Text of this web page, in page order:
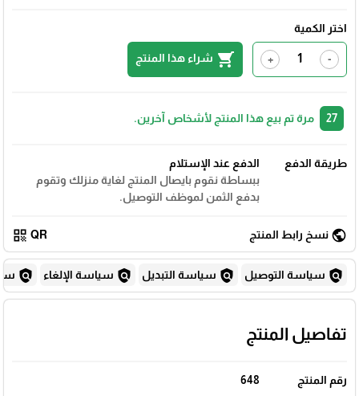
اختر الكمية
-
+
shopping_cart شراء هذا المنتج
مرة تم بيع هذا المنتج لأشخاص آخرين.
طريقة الدفع
الدفع عند الإستلام
ببساطة نقوم بايصال المنتج لغاية منزلك وتقوم
بدفع الثمن لموظف التوصيل.
public نسخ رابط المنتج QR
qr_code
policy سياسة التوصيل policy سياسة التبديل policy سياسة الإلغاء policy
تفاصيل المنتج
رقم المنتج 648